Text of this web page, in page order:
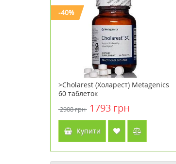
-40%
>Cholarest (Холарест) Metagenics
60 таблеток
2988 грн 1793 грн
Купити